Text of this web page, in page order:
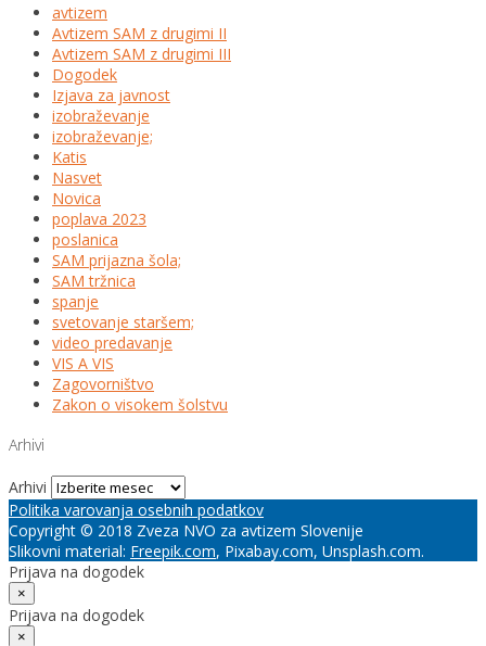
avtizem
Avtizem SAM z drugimi II
Avtizem SAM z drugimi III
Dogodek
Izjava za javnost
izobraževanje
izobraževanje;
Katis
Nasvet
Novica
poplava 2023
poslanica
SAM prijazna šola;
SAM tržnica
spanje
svetovanje staršem;
video predavanje
VIS A VIS
Zagovorništvo
Zakon o visokem šolstvu
Arhivi
Arhivi
Politika varovanja osebnih podatkov
Copyright © 2018 Zveza NVO za avtizem Slovenije
Slikovni material: Freepik.com, Pixabay.com, Unsplash.com.
Prijava na dogodek
×
Prijava na dogodek
×